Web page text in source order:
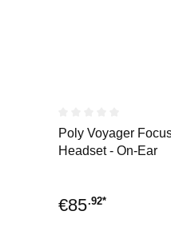
Durchschnittliche
Poly Voyager
Headset - On-Ear
€85.92*